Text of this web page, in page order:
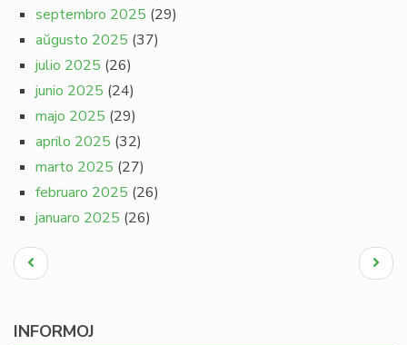
septembro 2025 (29)
aŭgusto 2025 (37)
julio 2025 (26)
junio 2025 (24)
majo 2025 (29)
aprilo 2025 (32)
marto 2025 (27)
februaro 2025 (26)
januaro 2025 (26)
Pagination
Antaŭa
paĝo
Next
page
INFORMOJ